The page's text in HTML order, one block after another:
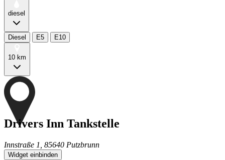
diesel
Diesel E5 E10
10 km
Drivers Inn Tankstelle
Innstraße 1, 85640 Putzbrunn
Widget einbinden